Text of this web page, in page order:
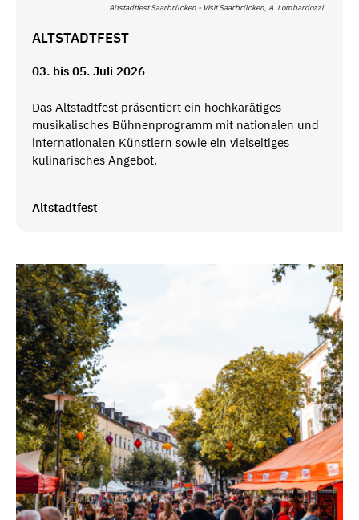
Altstadtfest Saarbrücken - Visit Saarbrücken, A. Lombardozzi
ALTSTADTFEST
03. bis 05. Juli 2026
Das Altstadtfest präsentiert ein hochkarätiges
musikalisches Bühnenprogramm mit nationalen und
internationalen Künstlern sowie ein vielseitiges
kulinarisches Angebot.
Altstadtfest